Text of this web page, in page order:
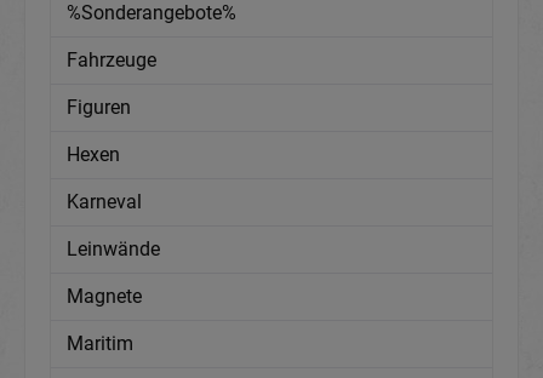
%Sonderangebote%
Fahrzeuge
Figuren
Hexen
Karneval
Leinwände
Magnete
Maritim